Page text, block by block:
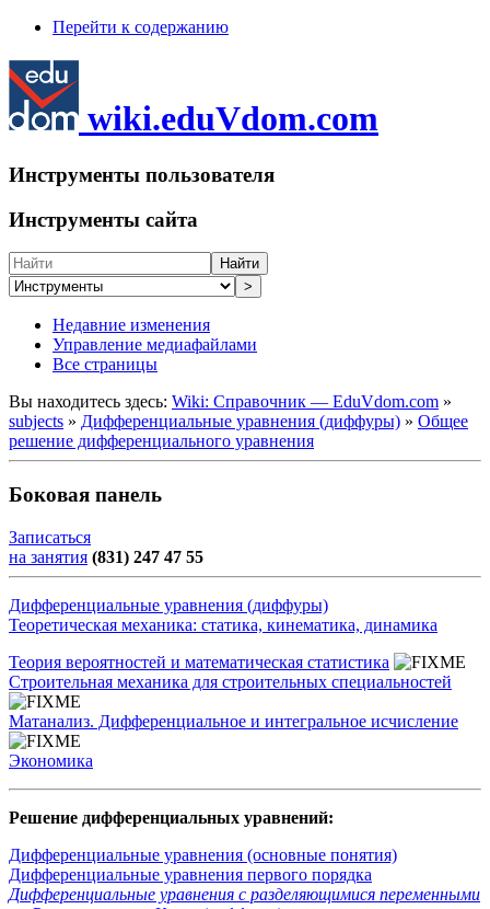
Перейти к содержанию
wiki.eduVdom.com
Инструменты пользователя
Инструменты сайта
Найти
>
Недавние изменения
Управление медиафайлами
Все страницы
Вы находитесь здесь: Wiki: Справочник — EduVdom.com »
subjects » Дифференциальные уравнения (диффуры) » Общее
решение дифференциального уравнения
Боковая панель
Записаться
на занятия (831) 247 47 55
Дифференциальные уравнения (диффуры)
Теоретическая механика: статика, кинематика, динамика
Теория вероятностей и математическая статистика
Строительная механика для строительных специальностей
Матанализ. Дифференциальное и интегральное исчисление
Экономика
Решение дифференциальных уравнений:
Дифференциальные уравнения (основные понятия)
Дифференциальные уравнения первого порядка
Дифференциальные уравнения с разделяющимися переменными